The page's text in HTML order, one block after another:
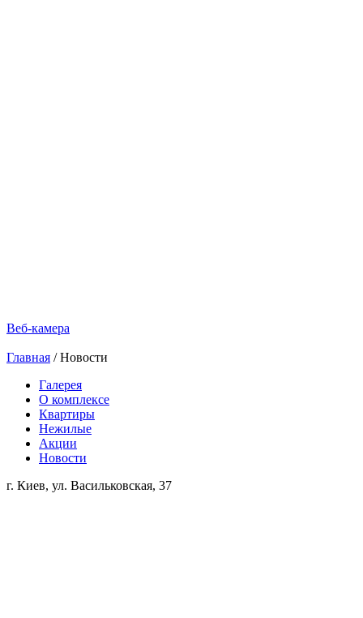
Веб-камера
Главная /Новости
Галерея
О комплексе
Квартиры
Нежилые
Акции
Новости
г. Киев, ул. Васильковская, 37